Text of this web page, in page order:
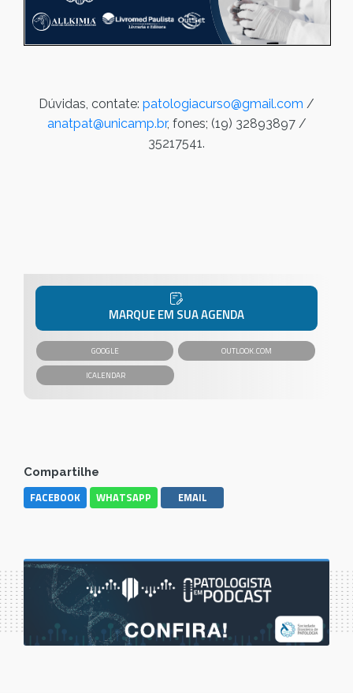
Dúvidas, contate: patologiacurso@gmail.com /
anatpat@unicamp.br, fones; (19) 32893897 /
35217541.
MARQUE EM SUA AGENDA
GOOGLE OUTLOOK.COM
Compartilhe
FACEBOOK WHATSAPP EMAIL